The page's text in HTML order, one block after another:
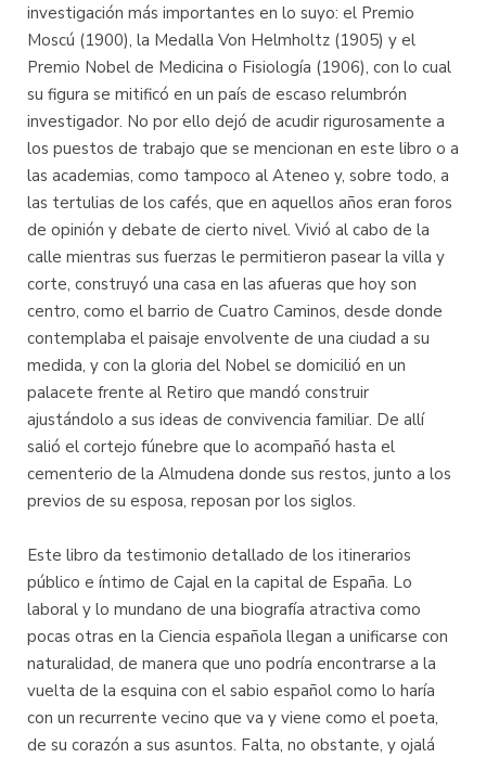
investigación más importantes en lo suyo: el Premio
Moscú (1900), la Medalla Von Helmholtz (1905) y el
Premio Nobel de Medicina o Fisiología (1906), con lo cual
su figura se mitificó en un país de escaso relumbrón
investigador. No por ello dejó de acudir rigurosamente a
los puestos de trabajo que se mencionan en este libro o a
las academias, como tampoco al Ateneo y, sobre todo, a
las tertulias de los cafés, que en aquellos años eran foros
de opinión y debate de cierto nivel. Vivió al cabo de la
calle mientras sus fuerzas le permitieron pasear la villa y
corte, construyó una casa en las afueras que hoy son
centro, como el barrio de Cuatro Caminos, desde donde
contemplaba el paisaje envolvente de una ciudad a su
medida, y con la gloria del Nobel se domicilió en un
palacete frente al Retiro que mandó construir
ajustándolo a sus ideas de convivencia familiar. De allí
salió el cortejo fúnebre que lo acompañó hasta el
cementerio de la Almudena donde sus restos, junto a los
previos de su esposa, reposan por los siglos.
Este libro da testimonio detallado de los itinerarios
público e íntimo de Cajal en la capital de España. Lo
laboral y lo mundano de una biografía atractiva como
pocas otras en la Ciencia española llegan a unificarse con
naturalidad, de manera que uno podría encontrarse a la
vuelta de la esquina con el sabio español como lo haría
con un recurrente vecino que va y viene como el poeta,
de su corazón a sus asuntos. Falta, no obstante, y ojalá